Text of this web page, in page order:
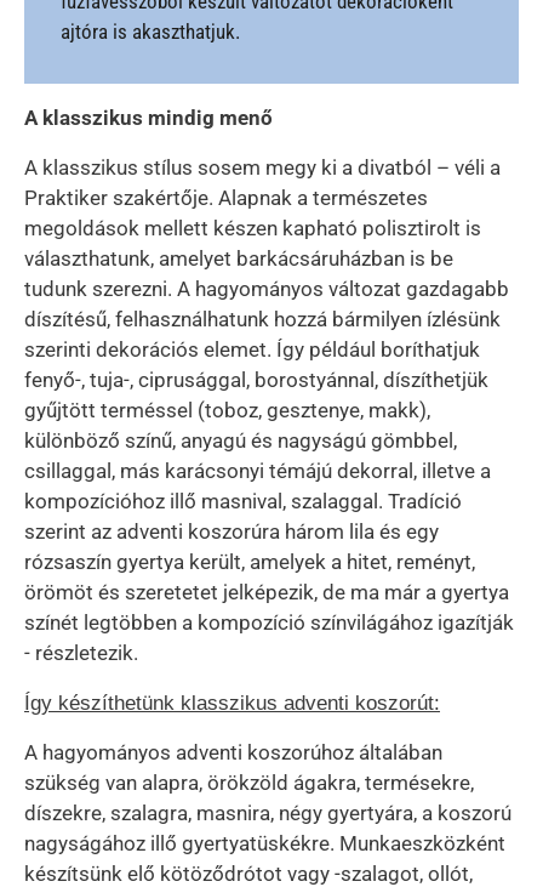
ajtóra is akaszthatjuk.
A klasszikus mindig menő
A klasszikus stílus sosem megy ki a divatból – véli a
Praktiker szakértője. Alapnak a természetes
megoldások mellett készen kapható polisztirolt is
választhatunk, amelyet barkácsáruházban is be
tudunk szerezni. A hagyományos változat gazdagabb
díszítésű, felhasználhatunk hozzá bármilyen ízlésünk
szerinti dekorációs elemet. Így például boríthatjuk
fenyő-, tuja-, ciprusággal, borostyánnal, díszíthetjük
gyűjtött terméssel (toboz, gesztenye, makk),
különböző színű, anyagú és nagyságú gömbbel,
csillaggal, más karácsonyi témájú dekorral, illetve a
kompozícióhoz illő masnival, szalaggal. Tradíció
szerint az adventi koszorúra három lila és egy
rózsaszín gyertya került, amelyek a hitet, reményt,
örömöt és szeretetet jelképezik, de ma már a gyertya
színét legtöbben a kompozíció színvilágához igazítják
- részletezik.
Így készíthetünk klasszikus adventi koszorút:
A hagyományos adventi koszorúhoz általában
szükség van alapra, örökzöld ágakra, termésekre,
díszekre, szalagra, masnira, négy gyertyára, a koszorú
nagyságához illő gyertyatüskékre. Munkaeszközként
készítsünk elő kötöződrótot vagy -szalagot, ollót,